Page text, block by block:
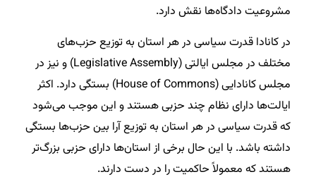
مشروعیت دادگاه‌ها نقش دارد.
در کانادا قدرت سیاسی در هر استان به توزیع حزب‌های
مختلف در مجلس ایالتی (Legislative Assembly) و نیز در
مجلس کانادایی (House of Commons) بستگی دارد. اکثر
ایالت‌ها دارای نظام چند حزبی هستند و این موجب می‌شود
که قدرت سیاسی در هر استان به توزیع آرا بین حزب‌ها بستگی
داشته باشد. با این حال برخی از استان‌ها دارای حزبی بزرگ‌تر
هستند که معمولاً حاکمیت را در دست دارند.